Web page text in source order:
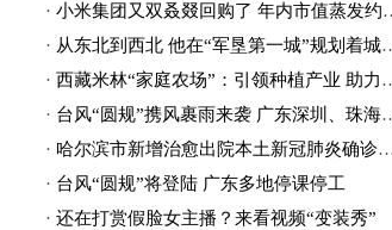
· 小米集团又双叒叕回购了 年内市值蒸发约1990亿港元
· 从东北到西北 他在“军垦第一城”规划着城建未来
· 西藏米林“家庭农场”：引领种植产业 助力乡村振兴
· 台风“圆规”携风裹雨来袭 广东深圳、珠海等地停课停工
· 哈尔滨市新增治愈出院本土新冠肺炎确诊病例8例
· 台风“圆规”将登陆 广东多地停课停工
· 还在打赏假脸女主播？来看视频“变装秀”